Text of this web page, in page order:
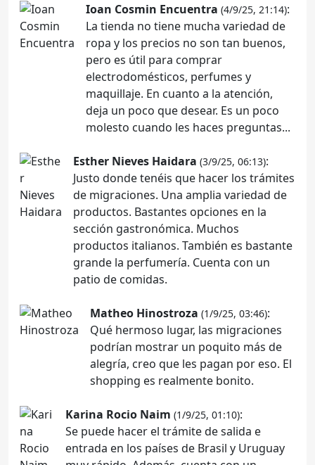
Ioan Cosmin Encuentra (4/9/25, 21:14):
La tienda no tiene mucha variedad de
ropa y los precios no son tan buenos,
pero es útil para comprar
electrodomésticos, perfumes y
maquillaje. En cuanto a la atención,
deja un poco que desear. Es un poco
molesto cuando les haces preguntas...
Esther Nieves Haidara (3/9/25, 06:13):
Justo donde tenéis que hacer los trámites
de migraciones. Una amplia variedad de
productos. Bastantes opciones en la
sección gastronómica. Muchos
productos italianos. También es bastante
grande la perfumería. Cuenta con un
patio de comidas.
Matheo Hinostroza (1/9/25, 03:46):
Qué hermoso lugar, las migraciones
podrían mostrar un poquito más de
alegría, creo que les pagan por eso. El
shopping es realmente bonito.
Karina Rocio Naim (1/9/25, 01:10):
Se puede hacer el trámite de salida e
entrada en los países de Brasil y Uruguay